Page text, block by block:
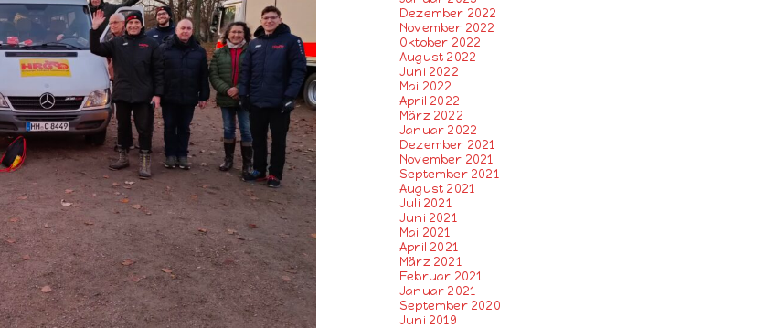
Dezember 2022
November 2022
Oktober 2022
August 2022
Juni 2022
Mai 2022
April 2022
März 2022
Januar 2022
Dezember 2021
November 2021
September 2021
August 2021
Juli 2021
Juni 2021
Mai 2021
April 2021
März 2021
Februar 2021
Januar 2021
September 2020
Juni 2019